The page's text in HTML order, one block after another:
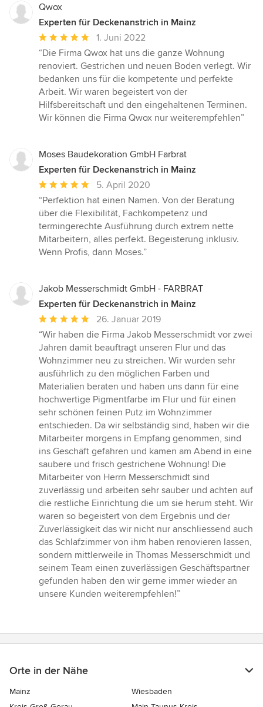
Qwox
Experten für Deckenanstrich in Mainz
Durchschnittliche
Bewertung:
5
von
5
Sternen
1. Juni 2022
“Die Firma Qwox hat uns die ganze Wohnung
renoviert. Gestrichen und neuen Boden verlegt. Wir
bedanken uns für die kompetente und perfekte
Arbeit. Wir waren begeistert von der
Hilfsbereitschaft und den eingehaltenen Terminen.
Wir können die Firma Qwox nur weiterempfehlen”
Moses Baudekoration GmbH Farbrat
Experten für Deckenanstrich in Mainz
Durchschnittliche
Bewertung:
5
von
5
Sternen
5. April 2020
“Perfektion hat einen Namen. Von der Beratung
über die Flexibilität, Fachkompetenz und
termingerechte Ausführung durch extrem nette
Mitarbeitern, alles perfekt. Begeisterung inklusiv.
Wenn Profis, dann Moses.”
Jakob Messerschmidt GmbH - FARBRAT
Experten für Deckenanstrich in Mainz
Durchschnittliche
Bewertung:
5
von
5
Sternen
26. Januar 2019
“Wir haben die Firma Jakob Messerschmidt vor zwei
Jahren damit beauftragt unseren Flur und das
Wohnzimmer neu zu streichen. Wir wurden sehr
ausführlich zu den möglichen Farben und
Materialien beraten und haben uns dann für eine
hochwertige Pigmentfarbe im Flur und für einen
sehr schönen feinen Putz im Wohnzimmer
entschieden. Da wir selbständig sind, haben wir die
Mitarbeiter morgens in Empfang genommen, sind
ins Geschäft gefahren und kamen am Abend in eine
saubere und frisch gestrichene Wohnung! Die
Mitarbeiter von Herrn Messerschmidt sind
zuverlässig und arbeiten sehr sauber und achten auf
die restliche Einrichtung die um sie herum steht. Wir
waren so begeistert von dem Ergebnis und der
Zuverlässigkeit das wir nicht nur anschliessend auch
das Schlafzimmer von ihm haben renovieren lassen,
sondern mittlerweile in Thomas Messerschmidt und
seinem Team einen zuverlässigen Geschäftspartner
gefunden haben den wir gerne immer wieder an
unsere Kunden weiterempfehlen!”
Orte in der Nähe
Mainz
Wiesbaden